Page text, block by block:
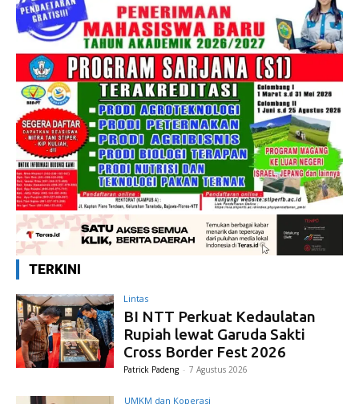
TERKINI
Lintas
BI NTT Perkuat Kedaulatan
Rupiah lewat Garuda Sakti
Cross Border Fest 2026
Patrick Padeng - 7 Agustus 2026
UMKM dan Koperasi